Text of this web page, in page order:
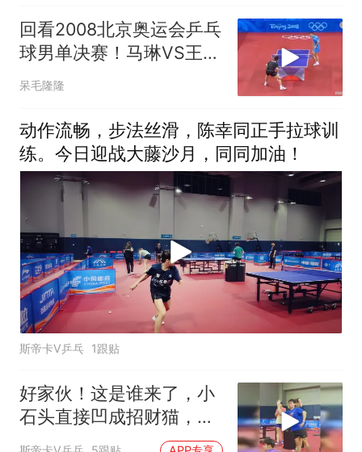
回看2008北京奥运会乒乓
球男单决赛！马琳VS王
皓，直板大师对决！
呆毛隆隆
动作流畅，步法丝滑，陈幸同正手拉球训
练。今日迎战大藤沙月，同同加油！
斯帝卡V乒乓 1跟贴
好家伙！这是谁来了，小
石头直接凹成招财猫，笑
不活了